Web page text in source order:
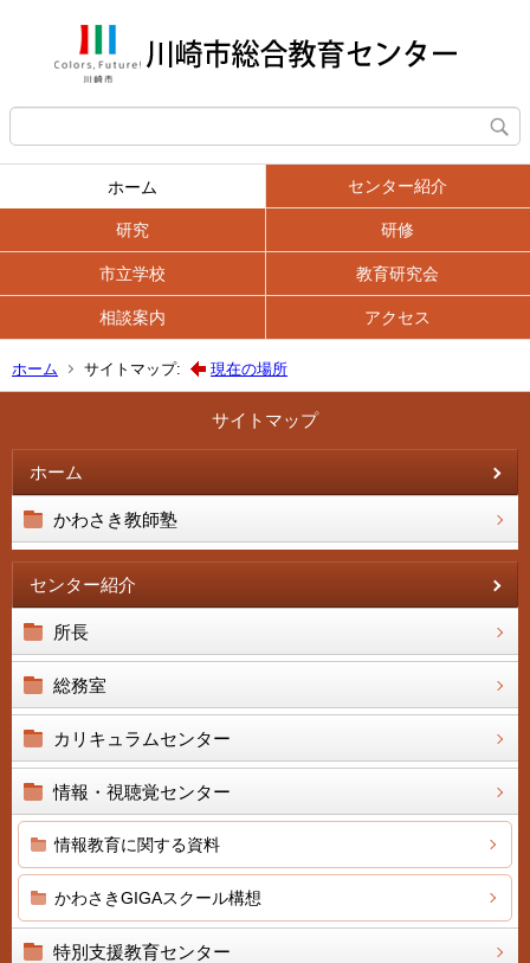
ホーム センター紹介
研究 研修
市立学校 教育研究会
相談案内 アクセス
ホーム サイトマップ: 現在の場所
サイトマップ
ホーム
かわさき教師塾
センター紹介
所長
総務室
カリキュラムセンター
情報・視聴覚センター
情報教育に関する資料
かわさきGIGAスクール構想
特別支援教育センター